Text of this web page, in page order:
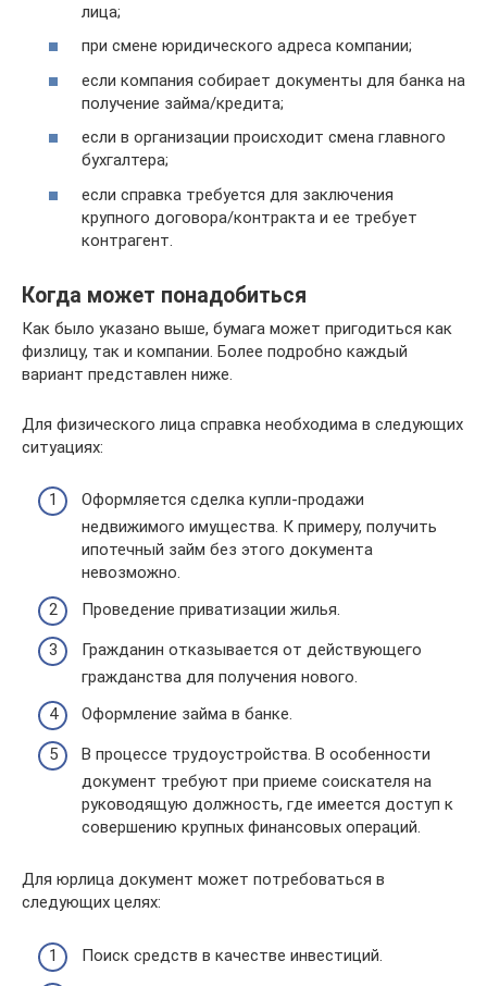
лица;
при смене юридического адреса компании;
если компания собирает документы для банка на
получение займа/кредита;
если в организации происходит смена главного
бухгалтера;
если справка требуется для заключения
крупного договора/контракта и ее требует
контрагент.
Когда может понадобиться
Как было указано выше, бумага может пригодиться как
физлицу, так и компании. Более подробно каждый
вариант представлен ниже.
Для физического лица справка необходима в следующих
ситуациях:
Оформляется сделка купли-продажи
недвижимого имущества. К примеру, получить
ипотечный займ без этого документа
невозможно.
Проведение приватизации жилья.
Гражданин отказывается от действующего
гражданства для получения нового.
Оформление займа в банке.
В процессе трудоустройства. В особенности
документ требуют при приеме соискателя на
руководящую должность, где имеется доступ к
совершению крупных финансовых операций.
Для юрлица документ может потребоваться в
следующих целях:
Поиск средств в качестве инвестиций.